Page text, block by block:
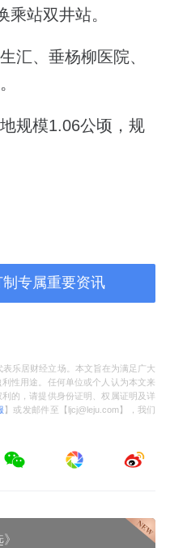
站双井站。
汇、垂杨柳医院、
规模1.06公顷，规
专属重要资讯
乐居财经立场。本文旨在为满足广大
性用途。任何单位或个人认为本文来
的，请提供身份证明、权属证明及详
】或发邮件至【ljcj@leju.com】，我们